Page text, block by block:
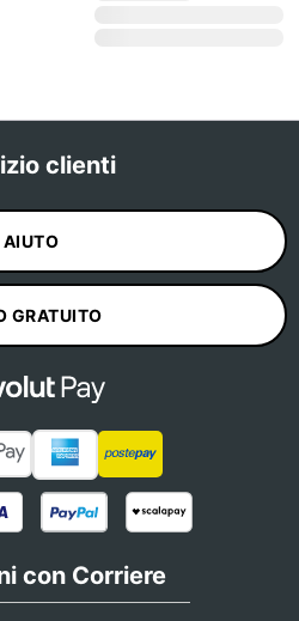
clienti
AIUTO
GRATUITO
con Corriere